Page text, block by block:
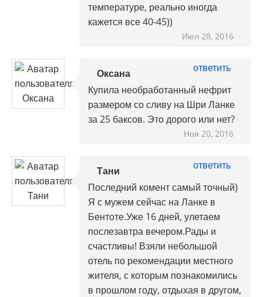
температуре, реально иногда
кажется все 40-45))
Июл 28, 2016
Оксана
ответить
Купила необработанный нефрит
размером со сливу на Шри Ланке
за 25 баксов. Это дорого или нет?
Ноя 20, 2016
Тани
ответить
Последний комент самый точный)
Я с мужем сейчас на Ланке в
Бентоте.Уже 16 дней, улетаем
послезавтра вечером.Рады и
счастливы! Взяли небольшой
отель по рекомендации местного
жителя, с которым познакомились
в прошлом году, отдыхая в другом,